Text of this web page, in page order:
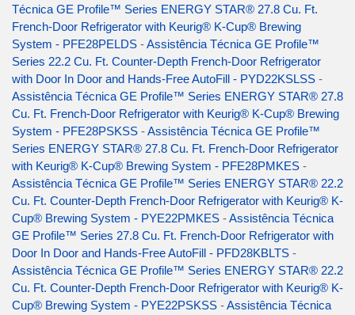
Técnica GE Profile™ Series ENERGY STAR® 27.8 Cu. Ft.
French-Door Refrigerator with Keurig® K-Cup® Brewing
System - PFE28PELDS -Assistência Técnica GE Profile™
Series 22.2 Cu. Ft. Counter-Depth French-Door Refrigerator
with Door In Door and Hands-Free AutoFill - PYD22KSLSS -
Assistência Técnica GE Profile™ Series ENERGY STAR® 27.8
Cu. Ft. French-Door Refrigerator with Keurig® K-Cup® Brewing
System - PFE28PSKSS -Assistência Técnica GE Profile™
Series ENERGY STAR® 27.8 Cu. Ft. French-Door Refrigerator
with Keurig® K-Cup® Brewing System - PFE28PMKES -
Assistência Técnica GE Profile™ Series ENERGY STAR® 22.2
Cu. Ft. Counter-Depth French-Door Refrigerator with Keurig® K-
Cup® Brewing System - PYE22PMKES -Assistência Técnica
GE Profile™ Series 27.8 Cu. Ft. French-Door Refrigerator with
Door In Door and Hands-Free AutoFill - PFD28KBLTS -
Assistência Técnica GE Profile™ Series ENERGY STAR® 22.2
Cu. Ft. Counter-Depth French-Door Refrigerator with Keurig® K-
Cup® Brewing System - PYE22PSKSS -Assistência Técnica